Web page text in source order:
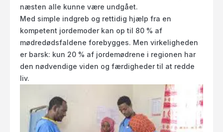
næsten alle kunne være undgået.
Med simple indgreb og rettidig hjælp fra en
kompetent jordemoder kan op til 80 % af
mødredødsfaldene forebygges. Men virkeligheden
er barsk: kun 20 % af jordemødrene i regionen har
den nødvendige viden og færdigheder til at redde
liv.